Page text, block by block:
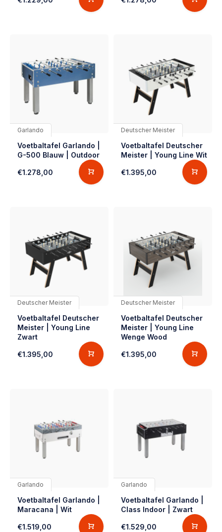
Garlando
Voetbaltafel Garlando |
G-500 Blauw | Outdoor
€1.278,00
Deutscher Meister
Voetbaltafel Deutscher
Meister | Young Line Wit
€1.395,00
Deutscher Meister
Voetbaltafel Deutscher
Meister | Young Line
Zwart
€1.395,00
Deutscher Meister
Voetbaltafel Deutscher
Meister | Young Line
Wenge Wood
€1.395,00
Garlando
Voetbaltafel Garlando |
Maracana | Wit
€1.519,00
Garlando
Voetbaltafel Garlando |
Class Indoor | Zwart
€1.529,00